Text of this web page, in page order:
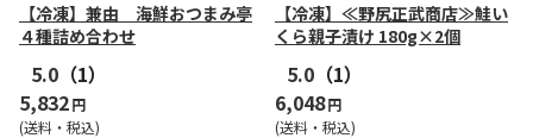
【冷凍】兼由 海鮮おつまみ亭
４種詰め合わせ
5.0 （1）
5,832円
(送料・税込)
【冷凍】≪野尻正武商店≫鮭い
くら親子漬け 180g×2個
5.0 （1）
6,048円
(送料・税込)